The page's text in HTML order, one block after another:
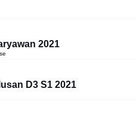
2021
D3 S1 2021